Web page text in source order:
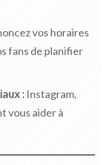
vos horaires
fans de planifier
: Instagram,
vous aider à